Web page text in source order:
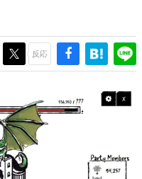
場を担う若きクリエイター達
と情熱を探っていきます。
た作家さんに取材し、ゲームが
チャーに与えた影響を探る企
業史
ける主要なトピック・タイト
へのインタビューや識者による
が一望できる決定版！
反応